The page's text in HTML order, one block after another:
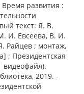
развития :
текст: Я. В.
И. Евсеева, В. И.
Райцев ; монтаж,
; Президентская
видеофайл).
2019. -